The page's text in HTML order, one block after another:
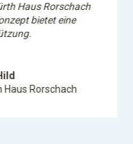
Haus Rorschach
bietet eine
Haus Rorschach